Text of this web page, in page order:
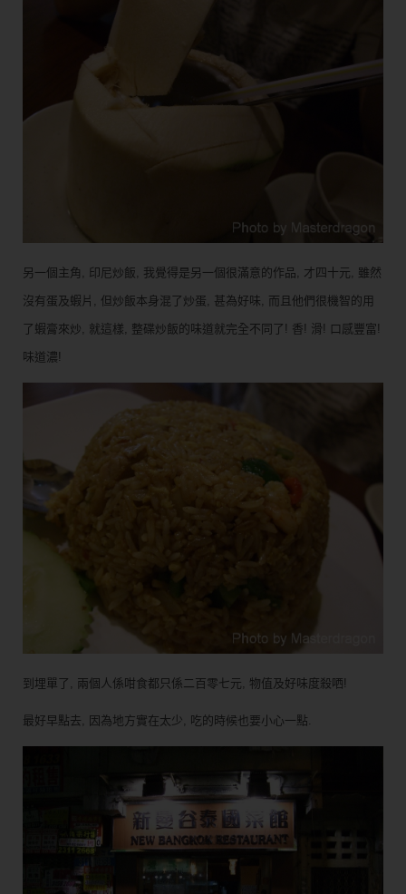
另一個主角, 印尼炒飯, 我覺得是另一個很滿意的作品, 才四十元, 雖然
沒有蛋及蝦片, 但炒飯本身混了炒蛋, 甚為好味, 而且他們很機智的用
了蝦膏來炒, 就這樣, 整碟炒飯的味道就完全不同了! 香! 滑! 口感豐富!
味道濃!
到埋單了, 兩個人係咁食都只係二百零七元, 物值及好味度殺哂!
最好早點去, 因為地方實在太少, 吃的時候也要小心一點.